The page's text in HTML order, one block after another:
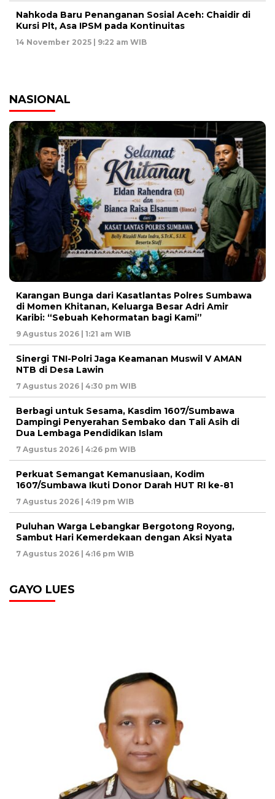
Nahkoda Baru Penanganan Sosial Aceh: Chaidir di
Kursi Plt, Asa IPSM pada Kontinuitas
14 November 2025 | 9:22 am WIB
NASIONAL
Karangan Bunga dari Kasatlantas Polres Sumbawa
di Momen Khitanan, Keluarga Besar Adri Amir
Karibi: “Sebuah Kehormatan bagi Kami”
9 Agustus 2026 | 1:21 am WIB
‎Sinergi TNI-Polri Jaga Keamanan Muswil V AMAN
NTB di Desa Lawin
7 Agustus 2026 | 4:30 pm WIB
Berbagi untuk Sesama, Kasdim 1607/Sumbawa
Dampingi Penyerahan Sembako dan Tali Asih di
Dua Lembaga Pendidikan Islam
7 Agustus 2026 | 4:26 pm WIB
Perkuat Semangat Kemanusiaan, Kodim
1607/Sumbawa Ikuti Donor Darah HUT RI ke-81
7 Agustus 2026 | 4:19 pm WIB
Puluhan Warga Lebangkar Bergotong Royong,
Sambut Hari Kemerdekaan dengan Aksi Nyata
7 Agustus 2026 | 4:16 pm WIB
GAYO LUES